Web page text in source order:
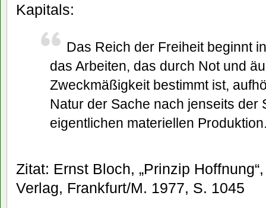
Kapitals:
Das Reich der Freiheit beginnt
das Arbeiten, das durch Not und
Zweckmäßigkeit bestimmt ist,
Natur der Sache nach jenseits der
eigentlichen materiellen
Zitat: Ernst Bloch, „Prinzip
Verlag, Frankfurt/M. 1977, S. 1045